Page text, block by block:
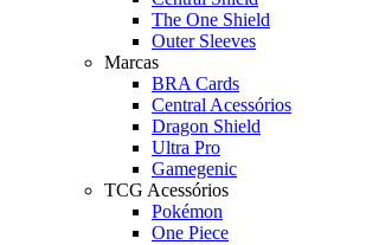
The One Shield
Outer Sleeves
Marcas
BRA Cards
Central Acessórios
Dragon Shield
Ultra Pro
Gamegenic
TCG Acessórios
Pokémon
One Piece